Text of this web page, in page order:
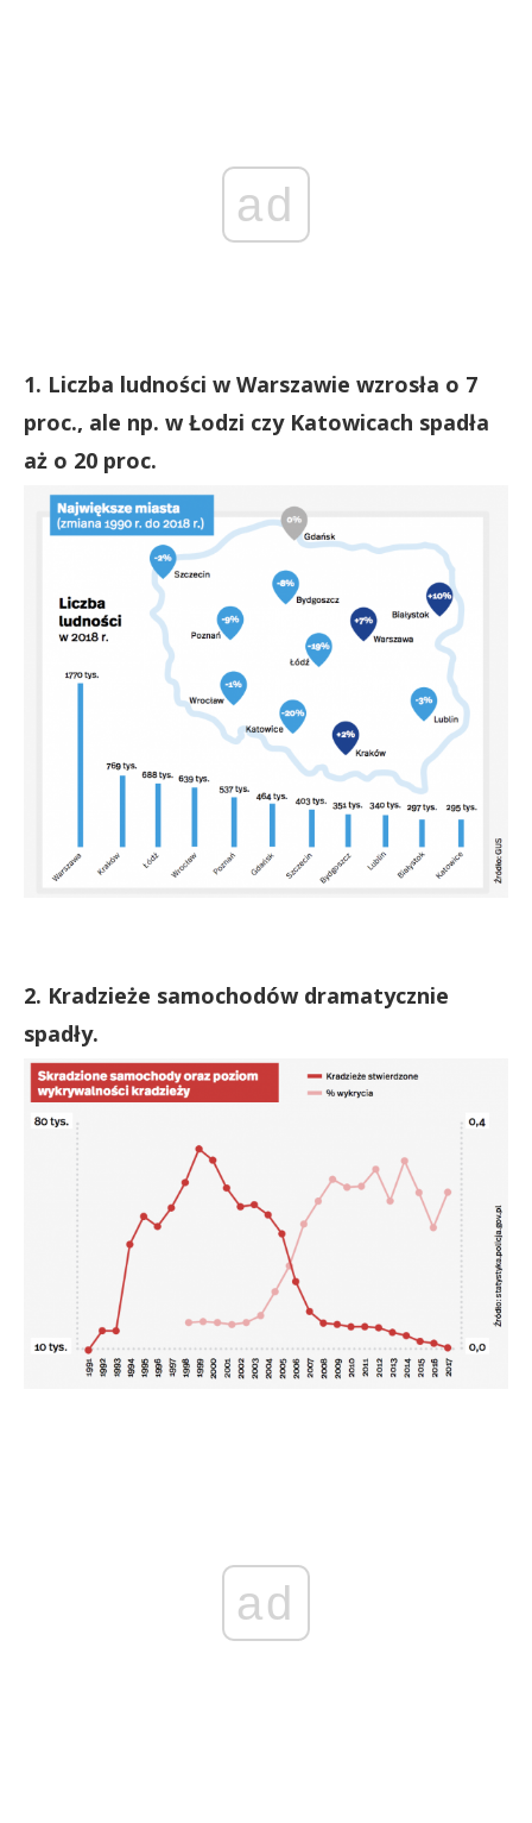
ad
1. Liczba ludności w Warszawie wzrosła o 7
proc., ale np. w Łodzi czy Katowicach spadła
aż o 20 proc.
2. Kradzieże samochodów dramatycznie
spadły.
ad